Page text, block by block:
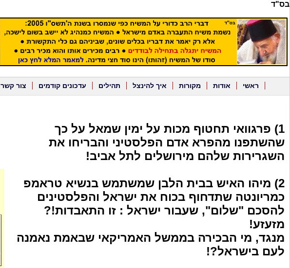
בס"ד
ראשי אודות מקורות איך להינצל תהילים עדכונים קודמים צור קשר
1) פרגוואי תחטוף מכות על ימין שמאל על כך
שהשתפנו מהפרא אדם הפלסטיני והבריחו את
השגרירות שלהם מירושלים לתל אביב!
2) מיהו האיש בבית הלבן שמשתמש בנשיא טראמפ
כמריונטה שתדחוף בכוח את ישראל והפלסטינים
להסכם "שלום", שעבור ישראל : זו התאבדות!?
מזעזע!
מנגד, מי הבכירה בממשל האמריקאי שבאמת נאמנה
לעם בישראל?!